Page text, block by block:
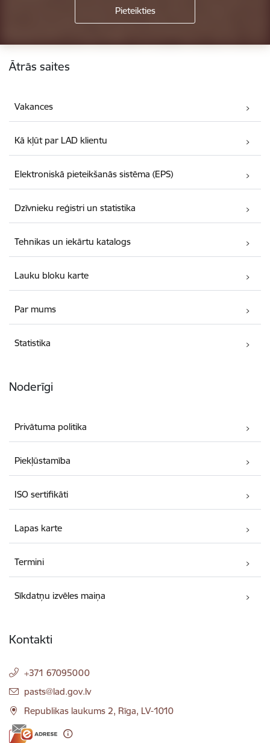
Kājene
Ātrās saites
Vakances
Kā kļūt par LAD klientu
Elektroniskā pieteikšanās sistēma (EPS)
Dzīvnieku reģistri un statistika
Tehnikas un iekārtu katalogs
Lauku bloku karte
Par mums
Statistika
Noderīgi
Privātuma politika
Piekļūstamība
ISO sertifikāti
Lapas karte
Termini
Sīkdatņu izvēles maiņa
Kontakti
+371 67095000
E-pasts:
pasts@lad.gov.lv
Republikas laukums 2, Rīga, LV-1010